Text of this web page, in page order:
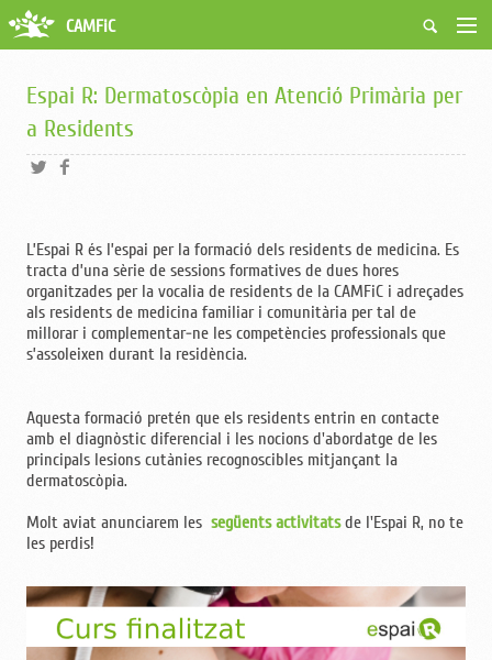
Qui som
Fes-te soci
Borsa de treball
Grups i Vocalies
CAMFiC
Espai R: Dermatoscòpia en Atenció Primària per
a Residents
L’Espai R és l’espai per la formació dels residents de medicina. Es
tracta d’una sèrie de sessions formatives de dues hores
organitzades per la vocalia de residents de la CAMFiC i adreçades
als residents de medicina familiar i comunitària per tal de
millorar i complementar-ne les competències professionals que
s’assoleixen durant la residència.
Aquesta formació pretén que els residents entrin en contacte
amb el diagnòstic diferencial i les nocions d'abordatge de les
principals lesions cutànies recognoscibles mitjançant la
dermatoscòpia.
Molt aviat anunciarem les següents activitatsde l'Espai R, no te
les perdis!